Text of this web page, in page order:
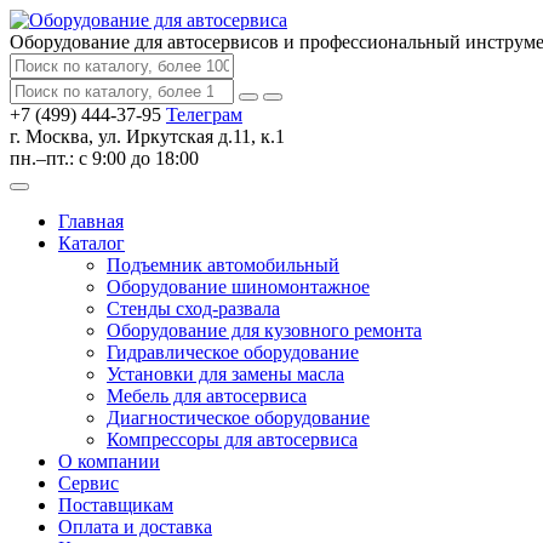
Оборудование для автосервисов и профессиональный
+7 (499) 444-37-95 Телеграм
г. Москва, ул. Иркутская д.11, к.1
пн.–пт.: с 9:00 до 18:00
Главная
Каталог
Подъемник автомобильный
Оборудование шиномонтажное
Стенды сход-развала
Оборудование для кузовного ремонта
Гидравлическое оборудование
Установки для замены масла
Мебель для автосервиса
Диагностическое оборудование
Компрессоры для автосервиса
О компании
Сервис
Поставщикам
Оплата и доставка